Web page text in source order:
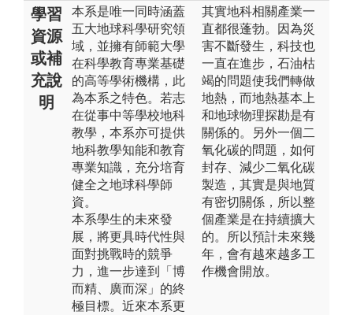
學習
資源
或補
充說
明
本系是唯一同時涵蓋
五大地球科學研究領
域，並擁有師範大學
在科學教育專業基礎
的高等學術機構，此
為本系之特色。若志
在從事中等學校地科
教學，本系亦可提供
地科教學知能和教育
專業知識，充分培育
健全之地球科學師
資。
本系學生的未來發
展，將更具時代性與
面對挑戰時的競爭
力，進一步達到「博
而精、廣而深」的終
極目標。近來本系更
其實地科相關產業一
直都很蓬勃。因為災
害不斷發生，科技也
一直在進步，石油枯
竭的問題使我們轉做
地熱，而地熱基本上
和地球物理探勘是有
關係的。另外一個二
氧化碳的問題，如何
封存、減少二氧化碳
製造，其實是與地質
有密切關係，所以整
個產業是在持續擴大
的。所以預計未來幾
年，會有越來越多工
作機會開放。